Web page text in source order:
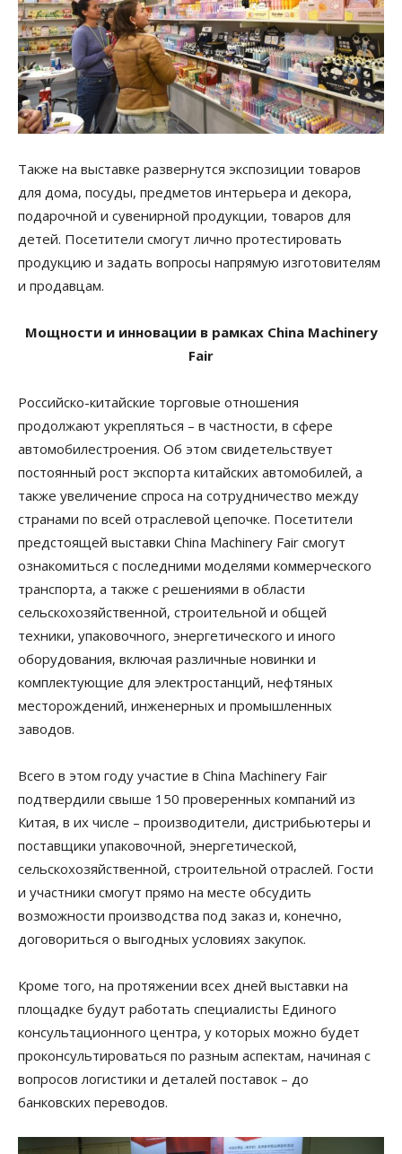
Также на выставке развернутся экспозиции товаров
для дома, посуды, предметов интерьера и декора,
подарочной и сувенирной продукции, товаров для
детей. Посетители смогут лично протестировать
продукцию и задать вопросы напрямую изготовителям
и продавцам.
Мощности и инновации в рамках China Machinery
Fair
Российско-китайские торговые отношения
продолжают укрепляться – в частности, в сфере
автомобилестроения. Об этом свидетельствует
постоянный рост экспорта китайских автомобилей, а
также увеличение спроса на сотрудничество между
странами по всей отраслевой цепочке. Посетители
предстоящей выставки China Machinery Fair смогут
ознакомиться с последними моделями коммерческого
транспорта, а также с решениями в области
сельскохозяйственной, строительной и общей
техники, упаковочного, энергетического и иного
оборудования, включая различные новинки и
комплектующие для электростанций, нефтяных
месторождений, инженерных и промышленных
заводов.
Всего в этом году участие в China Machinery Fair
подтвердили свыше 150 проверенных компаний из
Китая, в их числе – производители, дистрибьютеры и
поставщики упаковочной, энергетической,
сельскохозяйственной, строительной отраслей. Гости
и участники смогут прямо на месте обсудить
возможности производства под заказ и, конечно,
договориться о выгодных условиях закупок.
Кроме того, на протяжении всех дней выставки на
площадке будут работать специалисты Единого
консультационного центра, у которых можно будет
проконсультироваться по разным аспектам, начиная с
вопросов логистики и деталей поставок – до
банковских переводов.